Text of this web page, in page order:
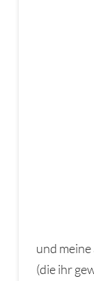
und
(die ihr